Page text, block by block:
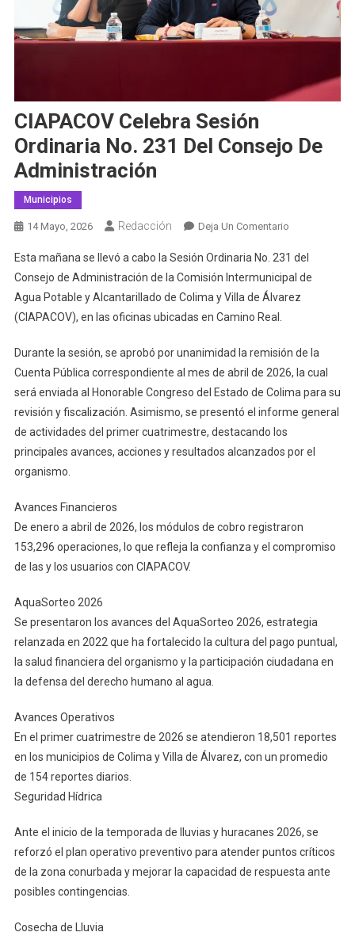
CIAPACOV Celebra Sesión
Ordinaria No. 231 Del Consejo De
Administración
Municipios
14 Mayo, 2026 Redacción Deja Un ComentarioEn
Celebra
Sesión
Ordinaria
Del
Consejo
De
Esta mañana se llevó a cabo la Sesión Ordinaria No. 231 del
Consejo de Administración de la Comisión Intermunicipal de
Agua Potable y Alcantarillado de Colima y Villa de Álvarez
(CIAPACOV), en las oficinas ubicadas en Camino Real.
Durante la sesión, se aprobó por unanimidad la remisión de la
Cuenta Pública correspondiente al mes de abril de 2026, la cual
será enviada al Honorable Congreso del Estado de Colima para su
revisión y fiscalización. Asimismo, se presentó el informe general
de actividades del primer cuatrimestre, destacando los
principales avances, acciones y resultados alcanzados por el
organismo.
Avances Financieros
De enero a abril de 2026, los módulos de cobro registraron
153,296 operaciones, lo que refleja la confianza y el compromiso
de las y los usuarios con CIAPACOV.
AquaSorteo 2026
Se presentaron los avances del AquaSorteo 2026, estrategia
relanzada en 2022 que ha fortalecido la cultura del pago puntual,
la salud financiera del organismo y la participación ciudadana en
la defensa del derecho humano al agua.
Avances Operativos
En el primer cuatrimestre de 2026 se atendieron 18,501 reportes
en los municipios de Colima y Villa de Álvarez, con un promedio
de 154 reportes diarios.
Seguridad Hídrica
Ante el inicio de la temporada de lluvias y huracanes 2026, se
reforzó el plan operativo preventivo para atender puntos críticos
de la zona conurbada y mejorar la capacidad de respuesta ante
posibles contingencias.
Cosecha de Lluvia